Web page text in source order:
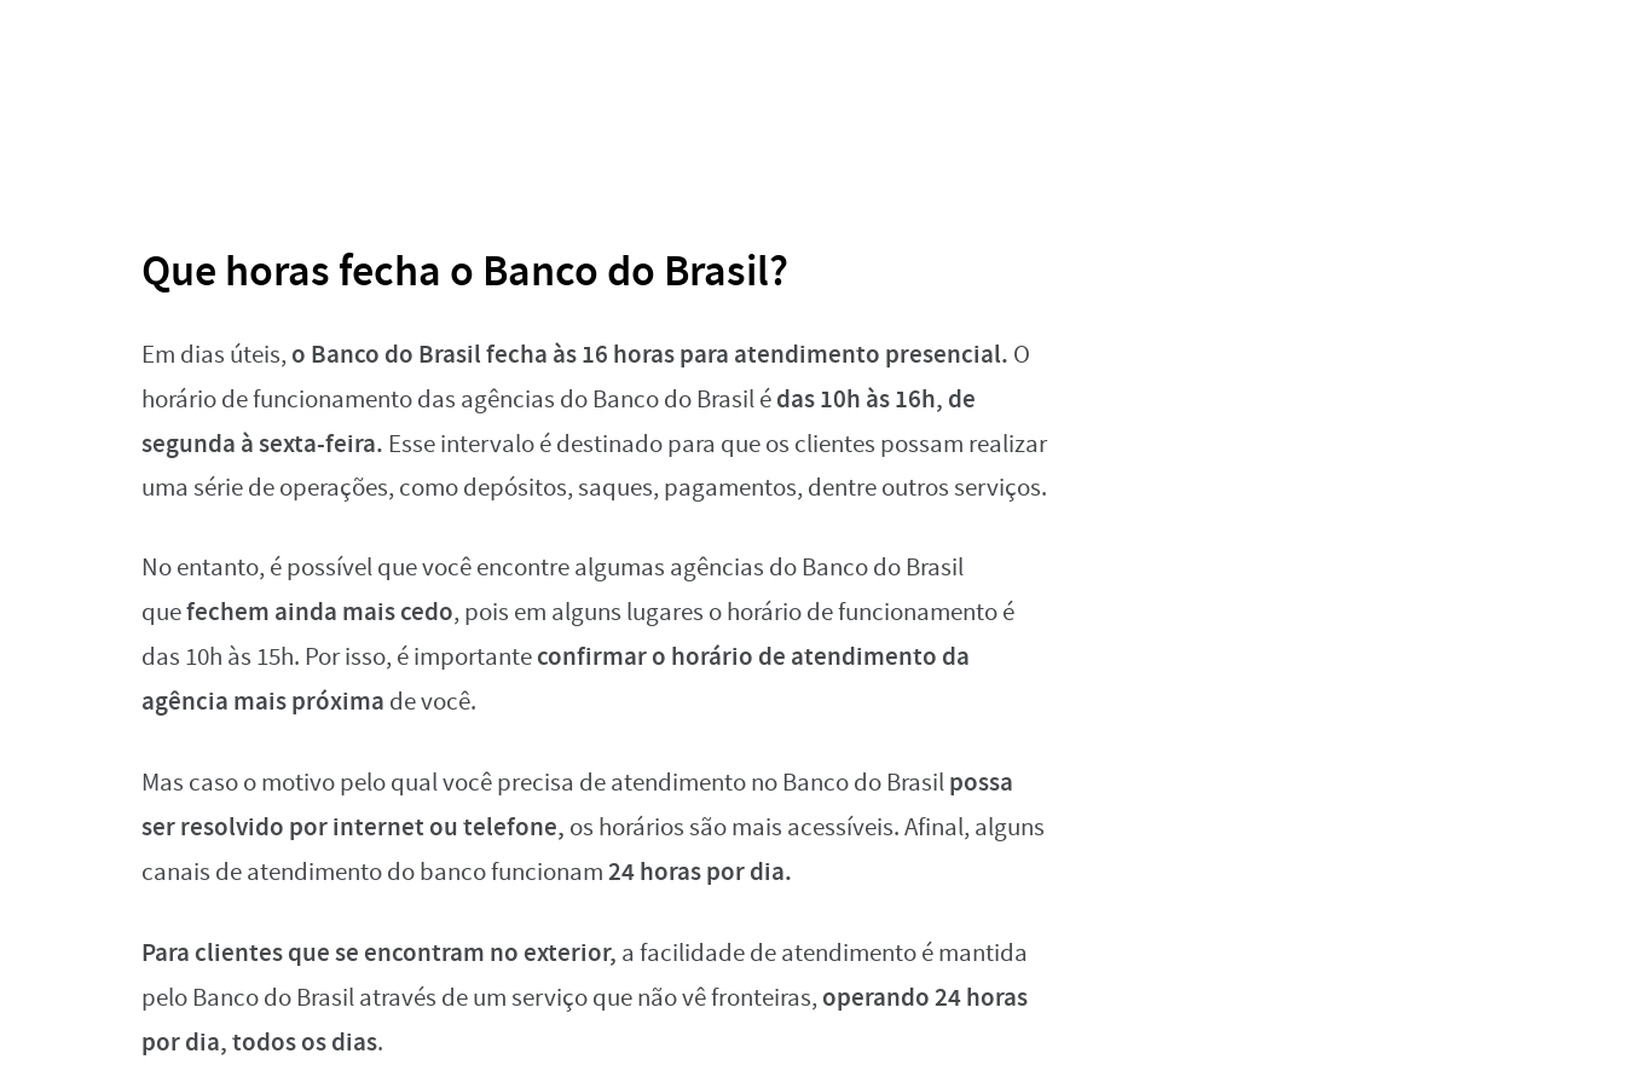
Que horas fecha o Banco do Brasil?
Em dias úteis, o Banco do Brasil fecha às 16 horas para atendimento presencial. O
horário de funcionamento das agências do Banco do Brasil édas 10h às 16h, de
segunda à sexta-feira. Esse intervalo é destinado para que os clientes possam realizar
uma série de operações, como depósitos, saques, pagamentos, dentre outros serviços.
No entanto, é possível que você encontre algumas agências do Banco do Brasil
quefechem ainda mais cedo, pois em alguns lugares o horário de funcionamento é
das 10h às 15h. Por isso, é importanteconfirmar o horário de atendimento da
agência mais próxima de você.
Mas caso o motivo pelo qual você precisa de atendimento no Banco do Brasilpossa
ser resolvido por internet ou telefone, os horários são mais acessíveis. Afinal, alguns
canais de atendimento do banco funcionam24 horas por dia.
Para clientes que se encontram no exterior, a facilidade de atendimento é mantida
pelo Banco do Brasil através de um serviço que não vê fronteiras, operando 24 horas
por dia, todos os dias.